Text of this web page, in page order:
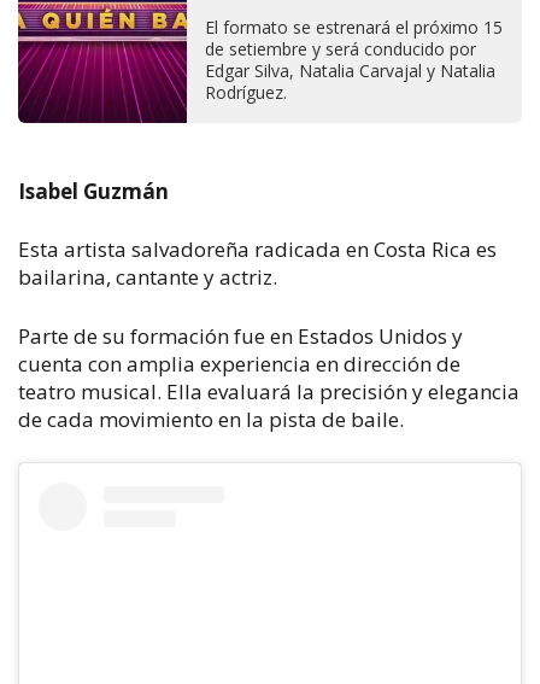
El formato se estrenará el próximo 15
de setiembre y será conducido por
Edgar Silva, Natalia Carvajal y Natalia
Rodríguez.
Isabel Guzmán
Esta artista salvadoreña radicada en Costa Rica es
bailarina, cantante y actriz.
Parte de su formación fue en Estados Unidos y
cuenta con amplia experiencia en dirección de
teatro musical. Ella evaluará la precisión y elegancia
de cada movimiento en la pista de baile.